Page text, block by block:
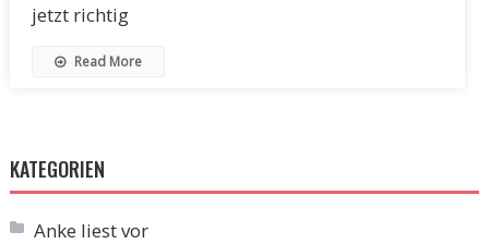
jetzt richtig
Read More
KATEGORIEN
Anke liest vor